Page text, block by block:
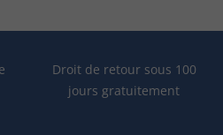
Droit de retour sous 100
jours gratuitement